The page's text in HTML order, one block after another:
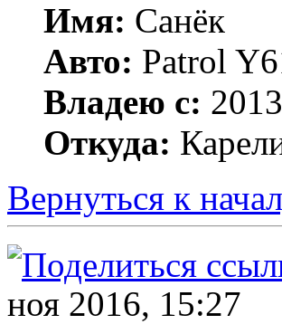
Имя: Санёк
Авто: Patrol
Владею с: 2013
Откуда:
Вернуться к
ноя 2016, 15:27